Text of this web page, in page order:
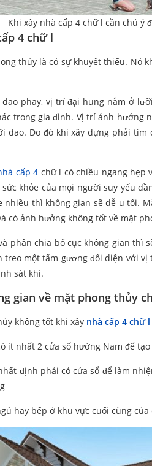
Khi xây nhà cấp 4 chữ l cần chú ý
4 chữ l
thủy là có sự khuyết thiếu. Nó
phay, vị trí đại hung nằm ở
trong gia đình. Vị trí ảnh hưởng
dao. Do đó khi xây dựng phải
cấp 4 chữ l có chiều ngang hẹp
khỏe của mọi người suy yếu
nhiều thì không gian sẽ dễ u tối.
có ảnh hưởng không tốt về mặt
phân chia bố cục không gian
treo một tấm gương đối diện với
sát khí.
gian về mặt phong thủy
không tốt khi xây nhà cấp 4 chữ l
ít nhất 2 cửa sổ hướng Nam để
định phải có cửa sổ để làm
hay bếp ở khu vực cuối cùng